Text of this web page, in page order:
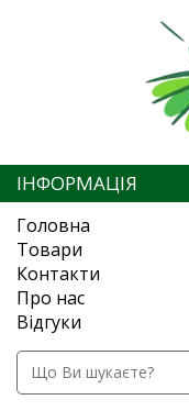
ІНФОРМАЦІЯ
Головна
Товари
Контакти
Про нас
Відгуки